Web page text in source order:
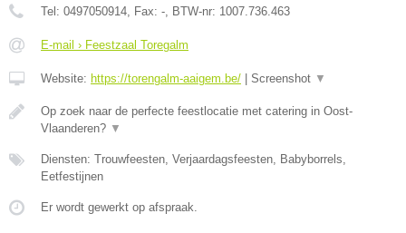
Tel: 0497050914, Fax: -, BTW-nr: 1007.736.463
E-mail › Feestzaal Toregalm
Website: https://torengalm-aaigem.be/ Screenshot ▼
Op zoek naar de perfecte feestlocatie met catering in Oost-
Vlaanderen? ▼
Diensten: Trouwfeesten, Verjaardagsfeesten, Babyborrels,
Eetfestijnen
Er wordt gewerkt op afspraak.